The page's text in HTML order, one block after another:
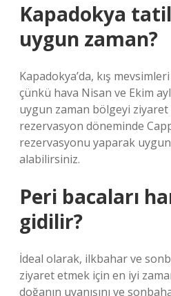
Kapadokya
uygun zaman?
Kapadokya’da, kış
çünkü hava Nisan ve Ekim
uygun zaman bölgeyi
rezervasyon döneminde
rezervasyonu yaparak
alabilirsiniz.
Peri bacaları
gidilir?
İdeal olarak, ilkbahar ve
ziyaret etmek için en iyi
doğanın uyanışını ve